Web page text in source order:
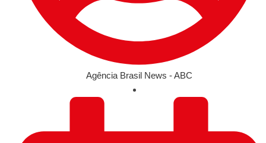
Agência Brasil News - ABC